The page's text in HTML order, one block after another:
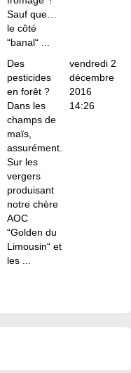
Sauf que…
le côté
“banal“ ...
Des
pesticides
en forêt ?
Dans les
champs de
maïs,
assurément.
Sur les
vergers
produisant
notre chère
AOC
“Golden du
Limousin“ et
les ...
vendredi 2
décembre
2016
14:26